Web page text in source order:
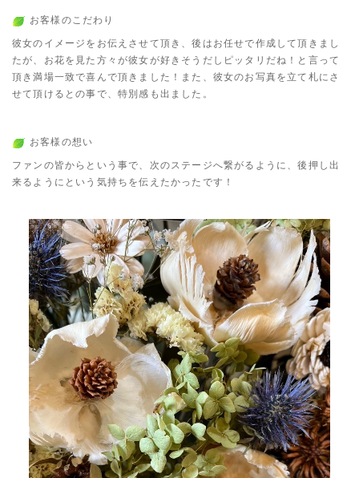
お客様のこだわり
彼女のイメージをお伝えさせて頂き、後はお任せで作成して頂きまし
たが、お花を見た方々が彼女が好きそうだしピッタリだね！と言って
頂き満場一致で喜んで頂きました！また、彼女のお写真を立て札にさ
せて頂けるとの事で、特別感も出ました。
お客様の想い
ファンの皆からという事で、次のステージへ繋がるように、後押し出
来るようにという気持ちを伝えたかったです！